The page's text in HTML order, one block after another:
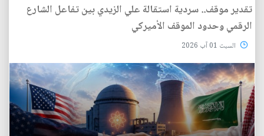
تقدير موقف.. سردية استقالة علي الزيدي بين تفاعل الشارع
الرقمي وحدود الموقف الأميركي
السبت 01 آب 2026